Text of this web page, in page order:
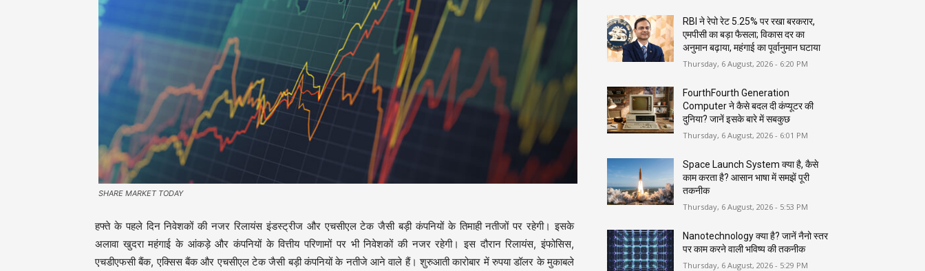
SHARE MARKET TODAY
हफ्ते के पहले दिन निवेशकों की नजर रिलायंस इंडस्ट्रीज और एचसीएल टेक जैसी बड़ी कंपनियों के तिमाही नतीजों पर रहेगी। इसके
अलावा खुदरा महंगाई के आंकड़े और कंपनियों के वित्तीय परिणामों पर भी निवेशकों की नजर रहेगी। इस दौरान रिलायंस, इंफोसिस,
एचडीएफसी बैंक, एक्सिस बैंक और एचसीएल टेक जैसी बड़ी कंपनियों के नतीजे आने वाले हैं। शुरुआती कारोबार में रुपया डॉलर के मुकाबले
RBI ने रेपो रेट 5.25% पर रखा बरकरार,
एमपीसी का बड़ा फैसला; विकास दर का
अनुमान बढ़ाया, महंगाई का पूर्वानुमान घटाया
Thursday, 6 August, 2026 - 6:20 PM
FourthFourth Generation
Computer ने कैसे बदल दी कंप्यूटर की
दुनिया? जानें इसके बारे में सबकुछ
Thursday, 6 August, 2026 - 6:01 PM
Space Launch System क्या है, कैसे
काम करता है? आसान भाषा में समझें पूरी
तकनीक
Thursday, 6 August, 2026 - 5:53 PM
Nanotechnology क्या है? जानें नैनो स्तर
पर काम करने वाली भविष्य की तकनीक
Thursday, 6 August, 2026 - 5:29 PM